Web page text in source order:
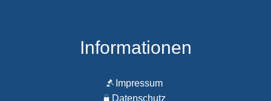
Informationen
Impressum
Datenschutz